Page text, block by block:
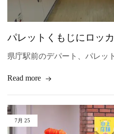
绳
那
牧
存
/
Okinawa
Makishi
パレットくもじにロッカ
県庁駅前のデパート、パレッ
Read more
7月 25